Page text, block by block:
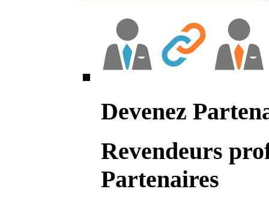
Devenez
Revendeurs
Partenaires